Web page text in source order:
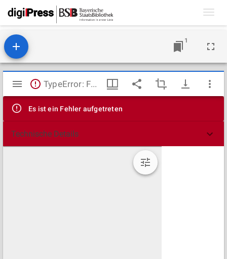
1
Mirador
Viewer
TypeError: Failed to fetch
Es ist ein Fehler aufgetreten
Technische Details